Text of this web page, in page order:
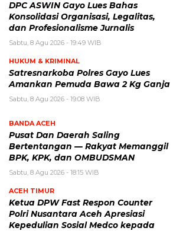
DPC ASWIN Gayo Lues Bahas
Konsolidasi Organisasi, Legalitas,
dan Profesionalisme Jurnalis
Sabtu, 8 Agu 2026 - 19:49 WIB
HUKUM & KRIMINAL
Satresnarkoba Polres Gayo Lues
Amankan Pemuda Bawa 2 Kg Ganja
Sabtu, 8 Agu 2026 - 19:08 WIB
BANDA ACEH
Pusat Dan Daerah Saling
Bertentangan — Rakyat Memanggil
BPK, KPK, dan OMBUDSMAN
Sabtu, 8 Agu 2026 - 18:15 WIB
ACEH TIMUR
Ketua DPW Fast Respon Counter
Polri Nusantara Aceh Apresiasi
Kepedulian Sosial Medco kepada